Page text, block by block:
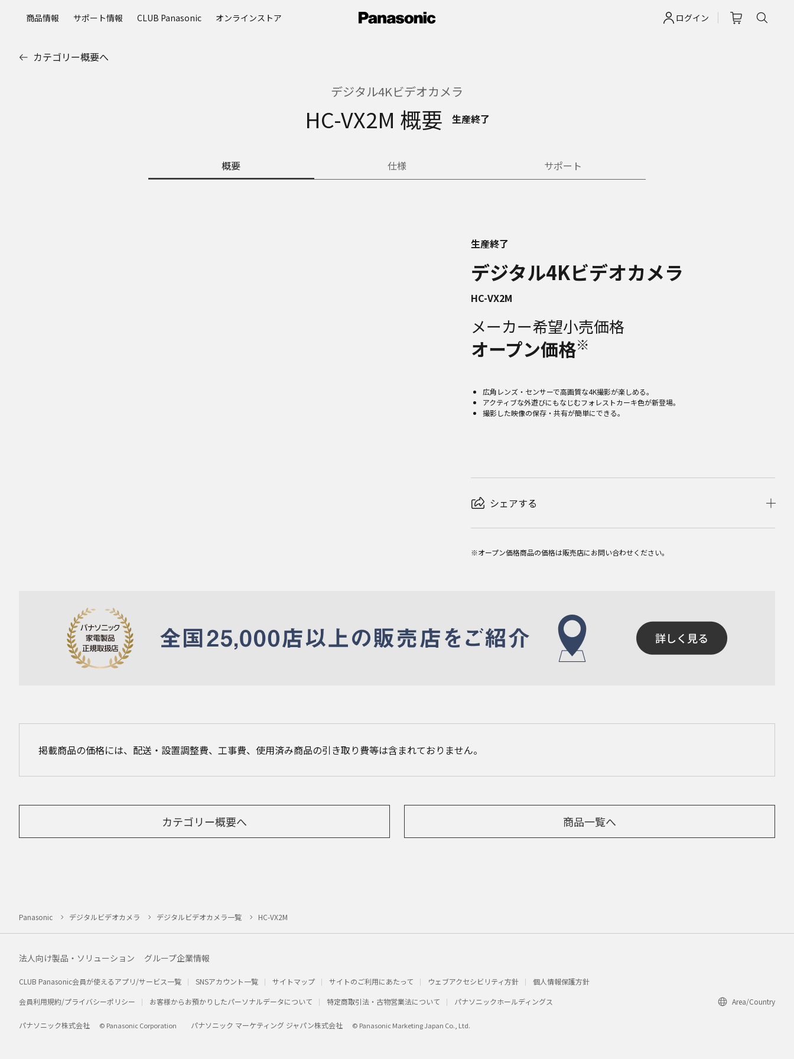
ログイン
商品情報 サポート情報 CLUB Panasonic オンラインストア
カテゴリー概要へ
デジタル4Kビデオカメラ
HC-VX2M 概要 生産終了
概要 仕様 サポート
生産終了
デジタル4Kビデオカメラ
HC-VX2M
メーカー希望小売価格
オープン価格※
広角レンズ・センサーで高画質な4K撮影が楽しめる。
アクティブな外遊びにもなじむフォレストカーキ色が新登場。
撮影した映像の保存・共有が簡単にできる。
シェアする
※オープン価格商品の価格は販売店にお問い合わせください。
掲載商品の価格には、配送・設置調整費、工事費、使用済み商品の引き取り費等は含まれておりません。
カテゴリー概要へ 商品一覧へ
Panasonic デジタルビデオカメラ デジタルビデオカメラ一覧 HC-VX2M
法人向け製品・ソリューション グループ企業情報
CLUB Panasonic会員が使えるアプリ/サービス一覧 SNSアカウント一覧 サイトマップ サイトのご利用にあたって ウェブアクセシビリティ方針
個人情報保護方針
会員利用規約/プライバシーポリシー
お客様からお預かりしたパーソナルデータについて 特定商取引法・古物営業法について パナソニックホールディングス Area/Country
パナソニック株式会社 © Panasonic Corporation パナソニック マーケティング ジャパン株式会社 © Panasonic Marketing Japan Co., Ltd.